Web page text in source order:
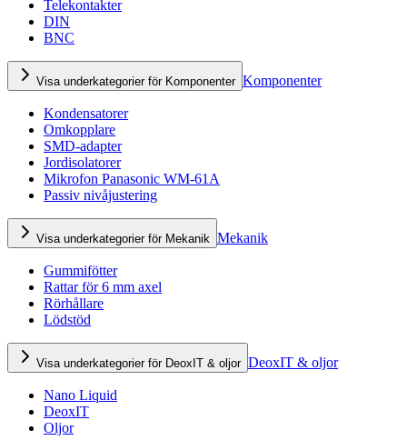
Telekontakter
DIN
BNC
Visa underkategorier för Komponenter Komponenter
Kondensatorer
Omkopplare
SMD-adapter
Jordisolatorer
Mikrofon Panasonic WM-61A
Passiv nivåjustering
Visa underkategorier för Mekanik Mekanik
Gummifötter
Rattar för 6 mm axel
Rörhållare
Lödstöd
Visa underkategorier för DeoxIT & oljor DeoxIT & oljor
Nano Liquid
DeoxIT
Oljor